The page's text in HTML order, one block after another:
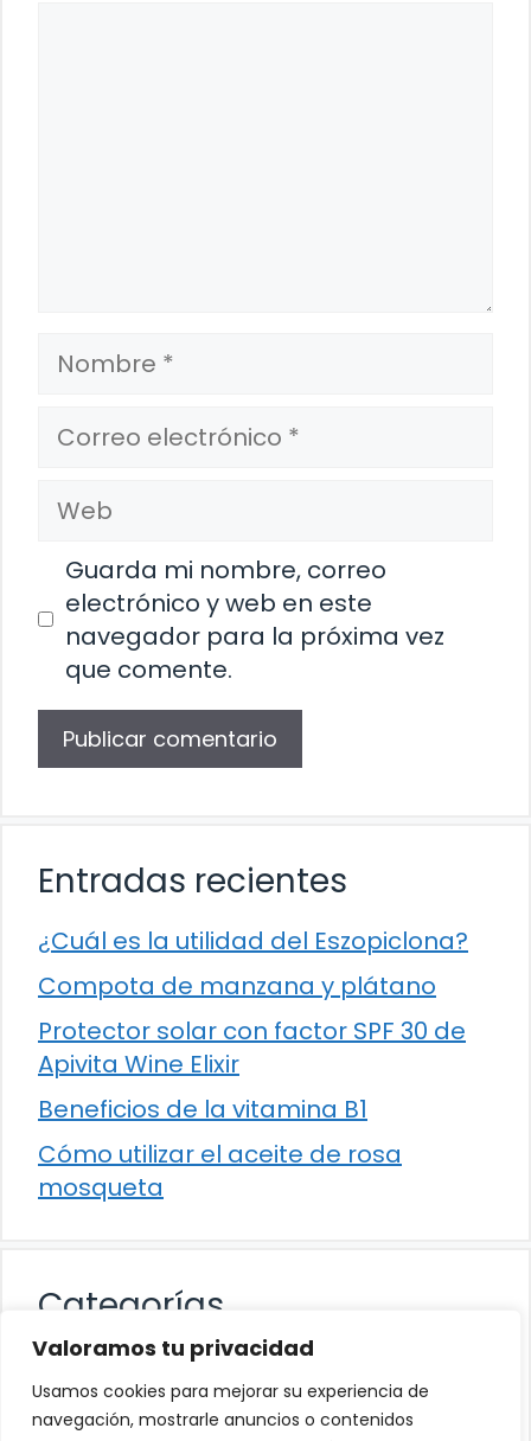
Valoramos tu privacidad
Usamos cookies para mejorar su experiencia de
navegación, mostrarle anuncios o contenidos
Nombre
Correo
electrónico
Web
Guarda mi nombre, correo
electrónico y web en este
navegador para la próxima vez
que comente.
Entradas recientes
¿Cuál es la utilidad del Eszopiclona?
Compota de manzana y plátano
Protector solar con factor SPF 30 de
Apivita Wine Elixir
Beneficios de la vitamina B1
Cómo utilizar el aceite de rosa
mosqueta
Categorías
Alimentación
Destacados